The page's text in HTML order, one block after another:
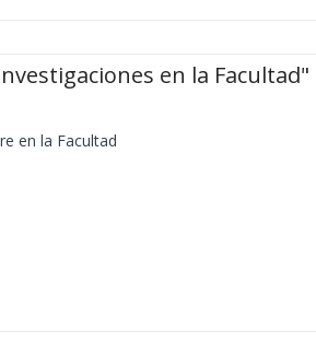
en la Facultad"
en la Facultad